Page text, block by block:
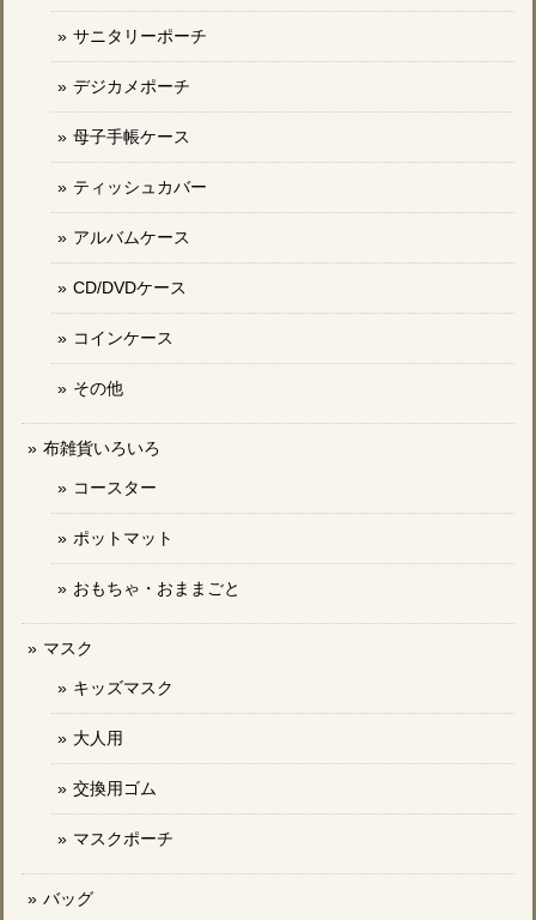
サニタリーポーチ
デジカメポーチ
母子手帳ケース
ティッシュカバー
アルバムケース
CD/DVDケース
コインケース
その他
布雑貨いろいろ
コースター
ポットマット
おもちゃ・おままごと
マスク
キッズマスク
大人用
交換用ゴム
マスクポーチ
バッグ